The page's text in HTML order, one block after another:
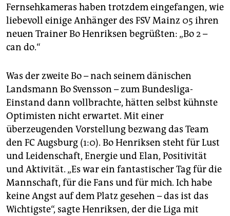
genossenschaft
epaper login
Fernsehkameras haben trotzdem eingefangen, wie
liebevoll einige Anhänger des FSV Mainz 05 ihren
neuen Trainer Bo Henriksen begrüßten: „Bo 2 –
can do.“
Was der zweite Bo – nach seinem dänischen
Landsmann Bo Svensson – zum Bundesliga-
Einstand dann vollbrachte, hätten selbst kühnste
Optimisten nicht erwartet. Mit einer
überzeugenden Vorstellung bezwang das Team
den FC Augsburg (1:0). Bo Henriksen steht für Lust
und Leidenschaft, Energie und Elan, Positivität
und Aktivität. „Es war ein fantastischer Tag für die
Mannschaft, für die Fans und für mich. Ich habe
keine Angst auf dem Platz gesehen – das ist das
Wichtigste“, sagte Henriksen, der die Liga mit